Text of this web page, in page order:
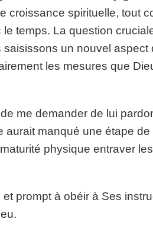
croissance spirituelle, tout
temps. La question
un nouvel aspect
les mesures que
me demander de lui
aurait manqué une étape de
physique entraver les
prompt à obéir à Ses